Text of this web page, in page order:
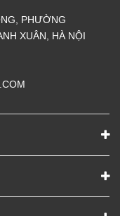
PHƯỜNG
XUÂN, HÀ NỘI